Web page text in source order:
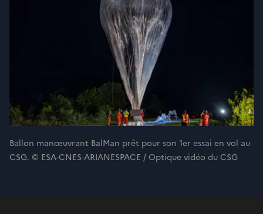
Ballon manœuvrant BalMan prêt pour son 1er essai en vol au
CSG. © ESA-CNES-ARIANESPACE / Optique vidéo du CSG